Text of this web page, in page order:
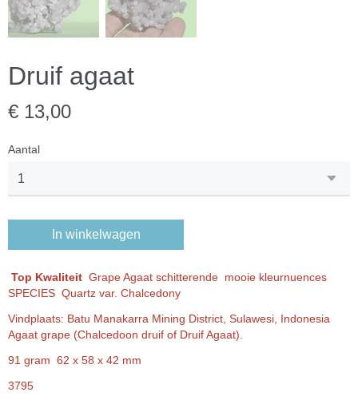
Druif agaat
€ 13,00
Aantal
In winkelwagen
Top Kwaliteit Grape Agaat schitterende mooie kleurnuences
SPECIES Quartz var. Chalcedony
Vindplaats: Batu Manakarra Mining District, Sulawesi, Indonesia
Agaat grape (Chalcedoon druif of Druif Agaat).
91 gram 62 x 58 x 42 mm
3795